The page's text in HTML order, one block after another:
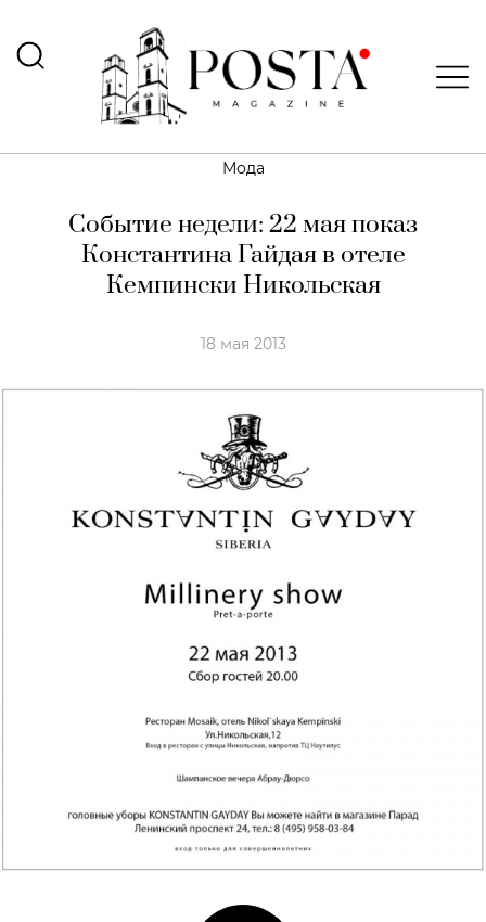
Мода
Событие недели: 22 мая показ
Константина Гайдая в отеле
Кемпински Никольская
18 мая 2013